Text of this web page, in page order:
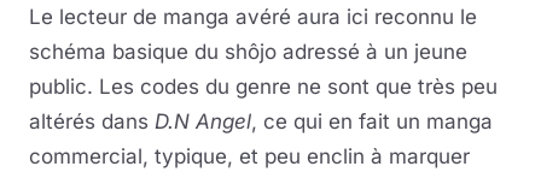
Le lecteur de manga avéré aura ici reconnu le
schéma basique du shôjo adressé à un jeune
public. Les codes du genre ne sont que très peu
altérés dans D.N Angel, ce qui en fait un manga
commercial, typique, et peu enclin à marquer